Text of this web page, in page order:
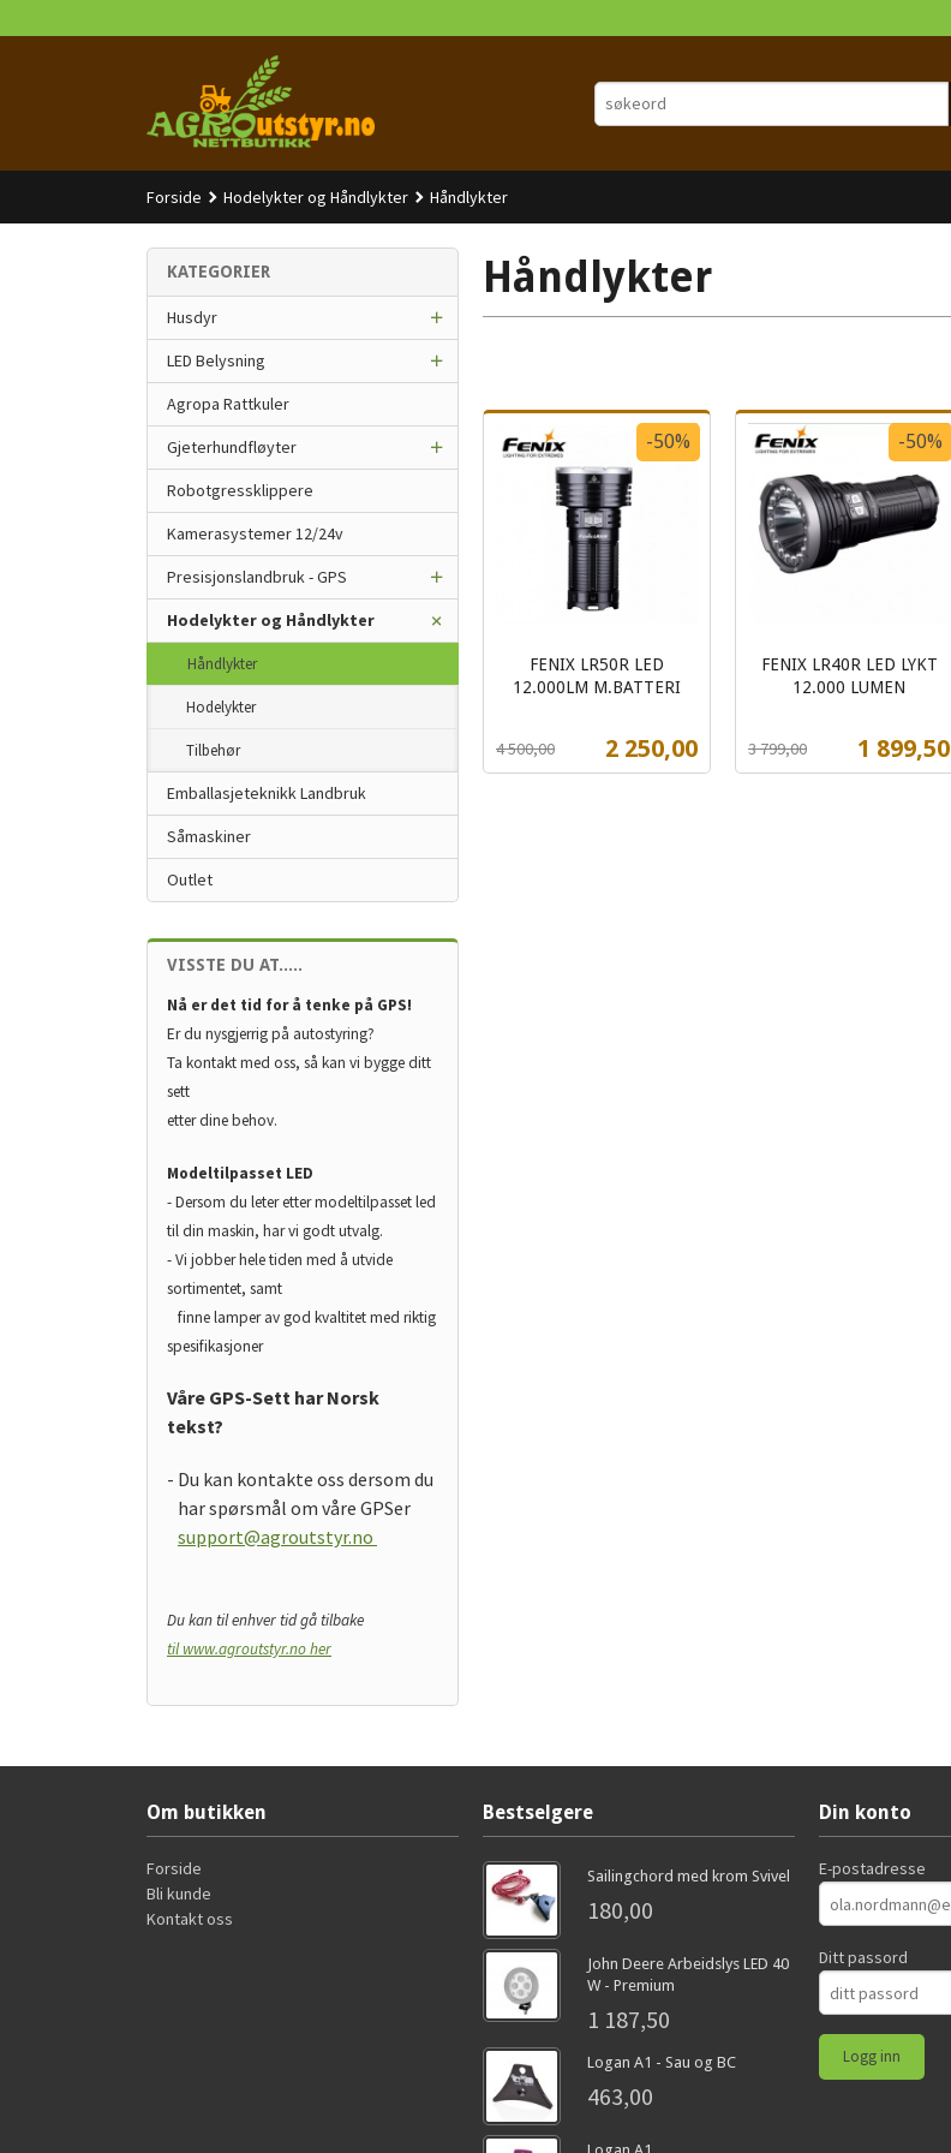
til
Forside Hodelykter og Håndlykter Håndlykter
Håndlykter
FENIX LR50R LED
12.000LM M.BATTERI
Tilbud
2 250,00
4 500,00
-50%
FENIX LR40R LED LYKT
12.000 LUMEN
Tilbud
1 899,50
3 799,00
-50%
KATEGORIER
Husdyr
LED Belysning
Agropa Rattkuler
Gjeterhundfløyter
Robotgressklippere
Kamerasystemer 12/24v
Presisjonslandbruk - GPS
Hodelykter og Håndlykter
Håndlykter
Hodelykter
Tilbehør
Emballasjeteknikk Landbruk
Såmaskiner
Outlet
VISSTE DU AT.....
Nå er det tid for å tenke på GPS!
Er du nysgjerrig på autostyring?
Ta kontakt med oss, så kan vi bygge ditt
sett
etter dine behov.
Modeltilpasset LED
- Dersom du leter etter modeltilpasset led
til din maskin, har vi godt utvalg.
- Vi jobber hele tiden med å utvide
sortimentet, samt
finne lamper av god kvaltitet med riktig
spesifikasjoner
Våre GPS-Sett har Norsk
tekst?
- Du kan kontakte oss dersom du
har spørsmål om våre GPSer
support@agroutstyr.no
Du kan til enhver tid gå tilbake
til www.agroutstyr.no her
Om butikken
Forside
Bli kunde
Kontakt oss
Bestselgere
Sailingchord med krom Svivel
180,00
John Deere Arbeidslys LED 40
W - Premium
1 187,50
Logan A1 - Sau og BC
463,00
Din konto
E-postadresse
Ditt passord